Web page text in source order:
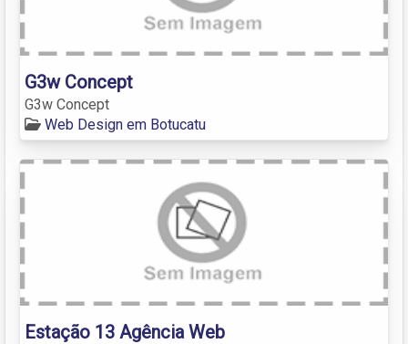
G3w Concept
G3w Concept
Web Design em Botucatu
Estação 13 Agência Web